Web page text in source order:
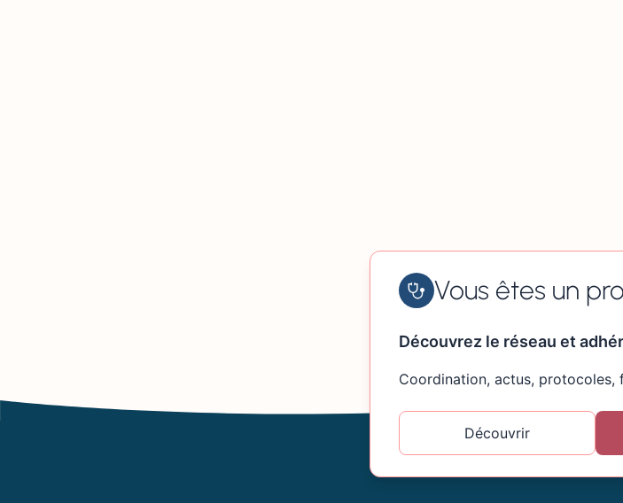
Vous êtes un
Découvrez le réseau et
Coordination, actus, protocoles,
Découvrir